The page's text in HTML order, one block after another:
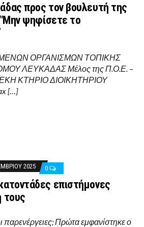
προς τον βουλευτή της
ψηφίσετε το
ΟΡΓΑΝΙΣΜΩΝ ΤΟΠΙΚΗΣ
ΛΕΥΚΑΔΑΣ Μέλος της Π.Ο.Ε. –
ΚΤΗΡΙΟ ΔΙΟΙΚΗΤΗΡΙΟΥ
[…]
2025 0
επιστήμονες
τους
παρενέργειες; Πρώτα εμφανίστηκε ο